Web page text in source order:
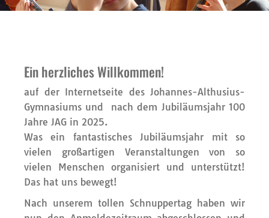
Ein herzliches Willkommen!
auf der Internetseite des Johannes-Althusius-
Gymnasiums und nach dem Jubiläumsjahr 100
Jahre JAG in 2025.
Was ein fantastisches Jubiläumsjahr mit so
vielen großartigen Veranstaltungen von so
vielen Menschen organisiert und unterstützt!
Das hat uns bewegt!
Nach unserem tollen Schnuppertag haben wir